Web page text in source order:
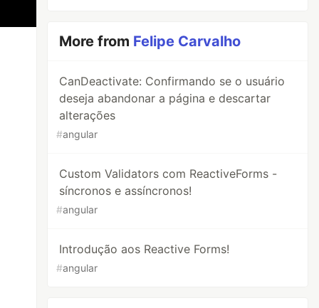
More from Felipe Carvalho
CanDeactivate: Confirmando se o usuário
deseja abandonar a página e descartar
alterações
#angular
Custom Validators com ReactiveForms -
síncronos e assíncronos!
#angular
Introdução aos Reactive Forms!
#angular